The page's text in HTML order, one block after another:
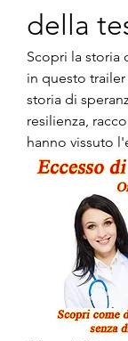
della
Scopri la storia
in questo
storia di
resilienza,
hanno vissuto